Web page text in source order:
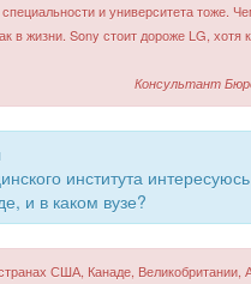
и университета тоже.
в жизни. Sony стоит дороже LG, хотя
Консультант
института
и в каком вузе?
США, Канаде, Великобритании,